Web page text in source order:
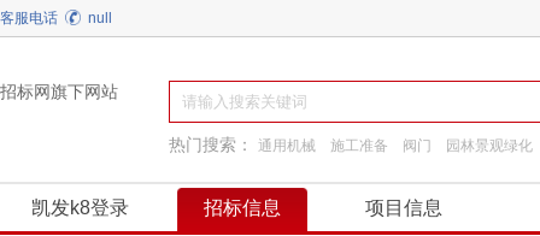
客服电话 null
招标网旗下网站
热门搜索： 通用机械 施工准备 阀门
园林景观绿化
凯发k8登录 招标信息 项目信息